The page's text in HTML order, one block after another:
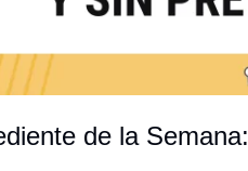
de la